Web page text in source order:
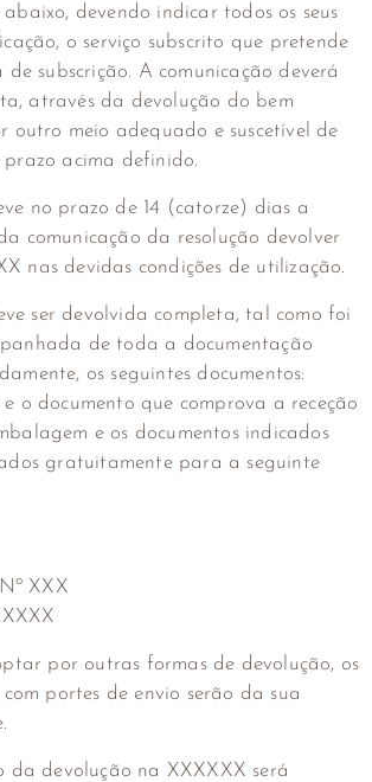
devendo indicar todos os seus
o serviço subscrito que pretende
subscrição. A comunicação deverá
através da devolução do bem
outro meio adequado e suscetível de
acima definido.
no prazo de 14 (catorze) dias a
comunicação da resolução devolver
nas devidas condições de utilização.
ser devolvida completa, tal como foi
de toda a documentação
os seguintes documentos:
o documento que comprova a receção
e os documentos indicados
gratuitamente para a seguinte
XXX
por outras formas de devolução, os
com portes de envio serão da sua
da devolução na XXXXXX será